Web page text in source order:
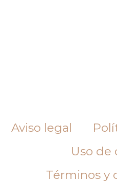
Aviso legal
Uso de
Términos y